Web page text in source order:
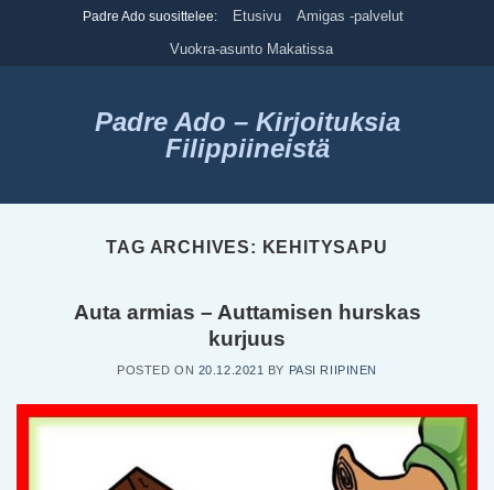
Padre Ado suosittelee: Etusivu
Amigas -palvelut
Vuokra-asunto Makatissa
Padre Ado – Kirjoituksia
Filippiineistä
TAG ARCHIVES: KEHITYSAPU
Auta armias – Auttamisen hurskas
kurjuus
POSTED ON 20.12.2021 BY PASI RIIPINEN